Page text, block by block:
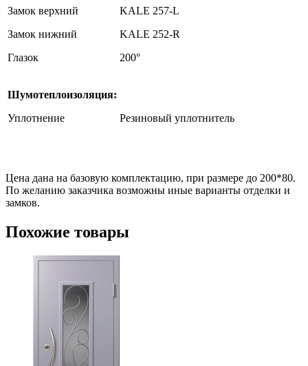
Замок верхний
Замок нижний
Глазок
KALE 257-L
KALE 252-R
200°
Шумотеплоизоляция:
Уплотнение
Резиновый уплотнитель
Цена дана на базовую комплектацию, при размере до 200*80.
По желанию заказчика возможны иные варианты отделки и
замков.
Похожие товары